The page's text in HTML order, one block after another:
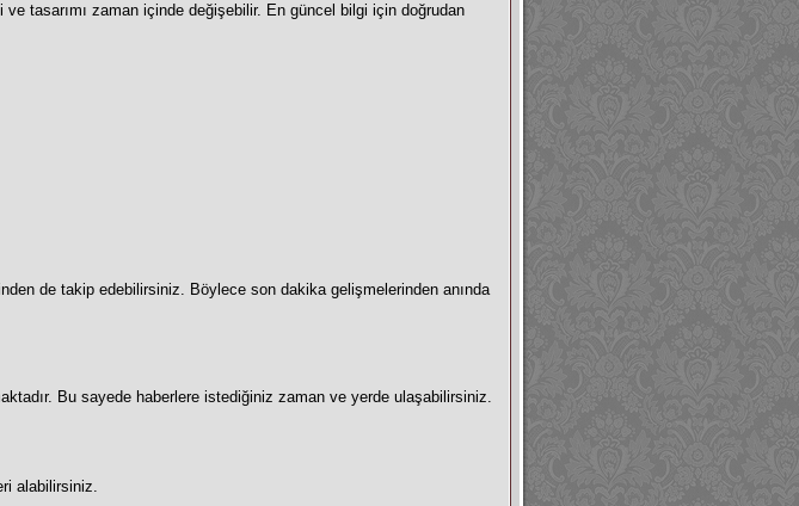
tasarımı zaman içinde değişebilir. En güncel bilgi için doğrudan
de takip edebilirsiniz. Böylece son dakika gelişmelerinden anında
Bu sayede haberlere istediğiniz zaman ve yerde ulaşabilirsiniz.
alabilirsiniz.